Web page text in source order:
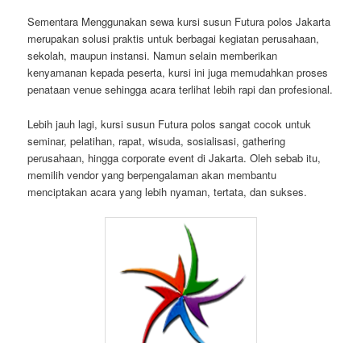
Sementara Menggunakan sewa kursi susun Futura polos Jakarta
merupakan solusi praktis untuk berbagai kegiatan perusahaan,
sekolah, maupun instansi. Namun selain memberikan
kenyamanan kepada peserta, kursi ini juga memudahkan proses
penataan venue sehingga acara terlihat lebih rapi dan profesional.
Lebih jauh lagi, kursi susun Futura polos sangat cocok untuk
seminar, pelatihan, rapat, wisuda, sosialisasi, gathering
perusahaan, hingga corporate event di Jakarta. Oleh sebab itu,
memilih vendor yang berpengalaman akan membantu
menciptakan acara yang lebih nyaman, tertata, dan sukses.